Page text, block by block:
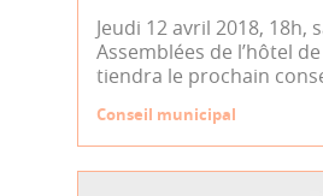
Jeudi 12 avril 2018, 18h,
Assemblées de l’hôtel
tiendra le prochain
Conseil municipal